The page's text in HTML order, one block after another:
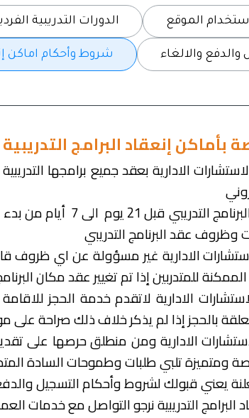
الموقع الدورات التدريبية
والالغاء شروط وأحكام اماكن
بأماكن إنعقاد البرامج التدريبية
الادارية بعقد جميع برامجها
يتم ابلاغ
عقد البرنامج التدريبي
الادارية غير مسؤولة عن اي ظروف
للمتدربين إذا تم تغيير عقد مكان
الادارية لاتقدم خدمة الحجز
بالحجز إذا لم يذكر خلاف ذلك صراحة على
الادارية ومن منطلق حرصها
تلبي طلبات وطموحات السادة
يعني قبولك لشروط وأحكام التسجيل
البرامج التدريبية نرجو التواصل مع خدمات